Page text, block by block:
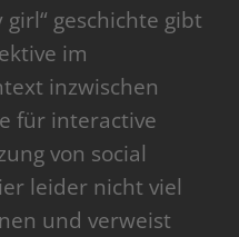
geschichte gibt
im
inzwischen
für interactive
von social
leider nicht viel
und verweist